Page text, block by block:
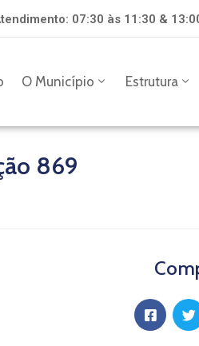
07:30 às 11:30 &
O Município Estrutura
869